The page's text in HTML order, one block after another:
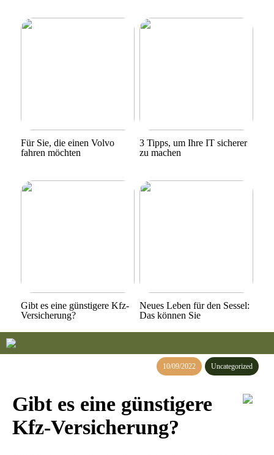
Für Sie, die einen Volvo
fahren möchten
3 Tipps, um Ihre IT sicherer
zu machen
Gibt es eine günstigere Kfz-
Versicherung?
Neues Leben für den Sessel:
Das können Sie
10/09/2022 Uncategorized
Gibt es eine günstigere
Kfz-Versicherung?